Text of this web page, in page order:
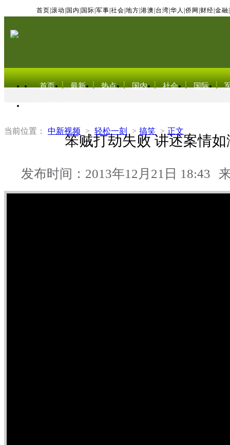
首页 滚动 国内 国际 军事 社会 地方 港澳 台湾 华人 侨网 财经 金融
首页 最新 热点 国内 社会 国际
当前位置： 中新视频 > 轻松一刻 > 搞笑 > 正文
笨贼打劫失败 讲述案情
发布时间：2013年12月21日 18:43